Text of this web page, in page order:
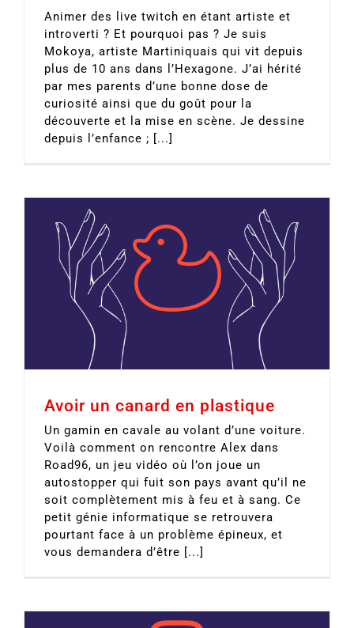
Animer des live twitch en étant artiste et
introverti ? Et pourquoi pas ? Je suis
Mokoya, artiste Martiniquais qui vit depuis
plus de 10 ans dans l’Hexagone. J’ai hérité
par mes parents d’une bonne dose de
curiosité ainsi que du goût pour la
découverte et la mise en scène. Je dessine
depuis l’enfance ; [...]
Avoir un canard en plastique
Un gamin en cavale au volant d’une voiture.
Voilà comment on rencontre Alex dans
Road96, un jeu vidéo où l’on joue un
autostopper qui fuit son pays avant qu’il ne
soit complètement mis à feu et à sang. Ce
petit génie informatique se retrouvera
pourtant face à un problème épineux, et
vous demandera d’être [...]